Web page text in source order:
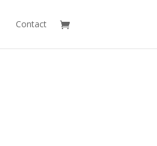
Contact